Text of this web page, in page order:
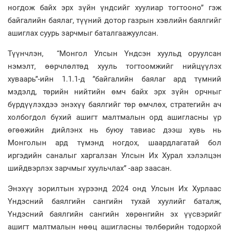
ногдож байх эрх зүйн үндсийг хуулиар тогтооно” гэж
байгалийн баялаг, түүний дотор газрын хэвлийн баялгийг
ашиглах суурь зарчмыг баталгаажуулсан.
Түүнчлэн, “Монгол Улсын Үндсэн хуульд оруулсан
нэмэлт, өөрчлөлтөд хууль тогтоомжийг нийцүүлэх
хуваарь”-ийн 1.1.1-д ”байгалийн баялаг ард түмний
мэдэлд, төрийн нийтийн өмч байх эрх зүйн орчныг
бүрдүүлэхдээ энэхүү баялгийг төр өмчлөх, стратегийн ач
холбогдол бүхий ашигт малтмалын орд ашигласны үр
өгөөжийн дийлэнх нь буюу тавиас дээш хувь нь
Монголын ард түмэнд ногдох, шаардлагатай бол
иргэдийн саналыг харгалзан Улсын Их Хурал хэлэлцэн
шийдвэрлэх зарчмыг хуульчлах” -аар заасан.
Энэхүү зорилтын хүрээнд 2024 онд Улсын Их Хурлаас
Үндэсний баялгийн сангийн тухай хуулийг баталж,
Үндэсний баялгийн сангийн хөрөнгийн эх үүсвэрийг
ашигт малтмалын нөөц ашигласны төлбөрийн тодорхой